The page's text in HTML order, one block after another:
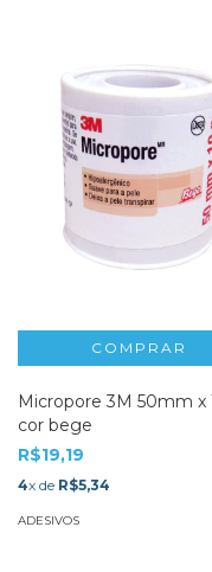
Micropore 3M 50mm x
cor bege
R$19,19
4x de R$5,34
ADESIVOS